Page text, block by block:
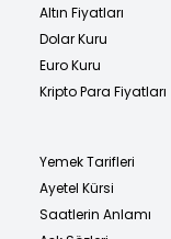
Altın Fiyatları
Dolar Kuru
Euro Kuru
Kripto Para Fiyatları
Yemek Tarifleri
Ayetel Kürsi
Saatlerin Anlamı